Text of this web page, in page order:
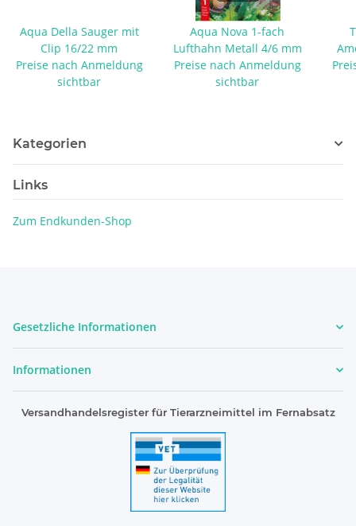
Aqua Della Sauger mit
Clip 16/22 mm
Preise nach Anmeldung
sichtbar
Aqua Nova 1-fach
Lufthahn Metall 4/6 mm
Preise nach Anmeldung
sichtbar
Kategorien
Links
Zum Endkunden-Shop
Gesetzliche Informationen
Informationen
Versandhandelsregister für Tierarzneimittel im Fernabsatz